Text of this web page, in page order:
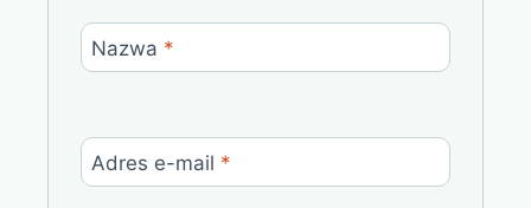
Nazwa *
Adres e-mail *